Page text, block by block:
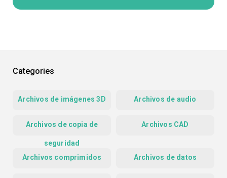
Categories
Archivos de imágenes 3D Archivos de audio
Archivos de copia de
seguridad
Archivos CAD
Archivos comprimidos Archivos de datos